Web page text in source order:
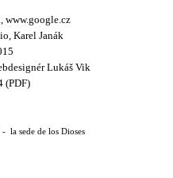
www.google.cz
Karel Janák
Lukáš Vik
(PDF)
- la sede de los Dioses